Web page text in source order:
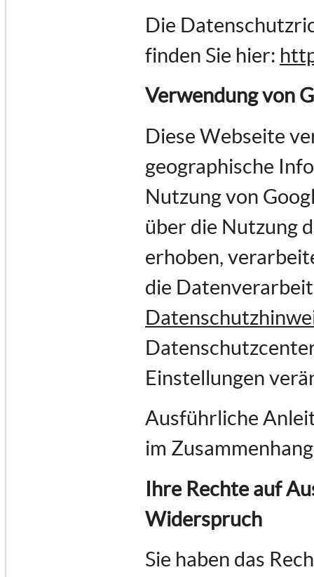
Die
finden Sie hier:
Verwendung von
Diese Webseite
geographische
Nutzung von
über die Nutzung
erhoben,
die
Einstellungen
Ausführliche
im
Ihre Rechte auf
Widerspruch
Sie haben das